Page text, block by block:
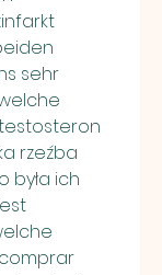
sehr
rzeźba
była ich